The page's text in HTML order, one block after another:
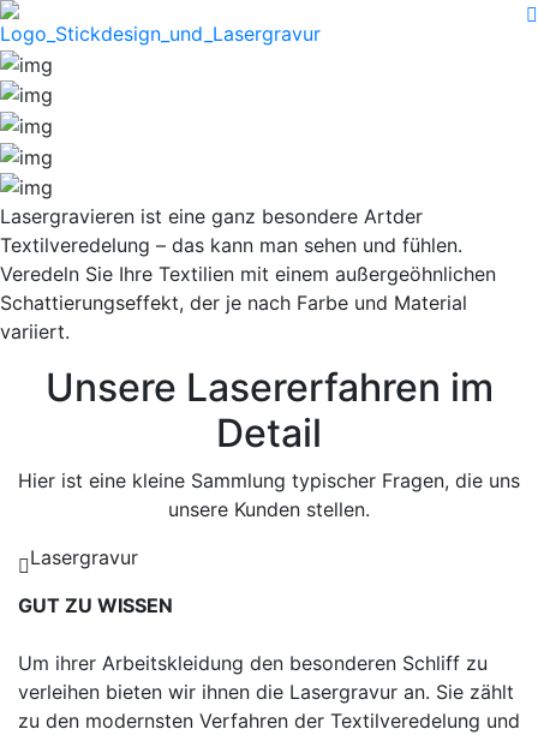
Lasergravieren ist eine ganz besondere Artder
Textilveredelung – das kann man sehen und fühlen.
Veredeln Sie Ihre Textilien mit einem außergeöhnlichen
Schattierungseffekt, der je nach Farbe und Material
variiert.
Unsere Lasererfahren im
Detail
Hier ist eine kleine Sammlung typischer Fragen, die uns
unsere Kunden stellen.
Lasergravur
GUT ZU WISSEN
Um ihrer Arbeitskleidung den besonderen Schliff zu
verleihen bieten wir ihnen die Lasergravur an. Sie zählt
zu den modernsten Verfahren der Textilveredelung und